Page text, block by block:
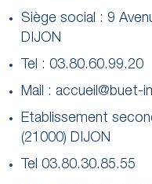
Siège social : 9
DIJON
Tel : 03.80.60.99.20
Mail : accueil@buet-
Etablissement
(21000) DIJON
Tel 03.80.30.85.55